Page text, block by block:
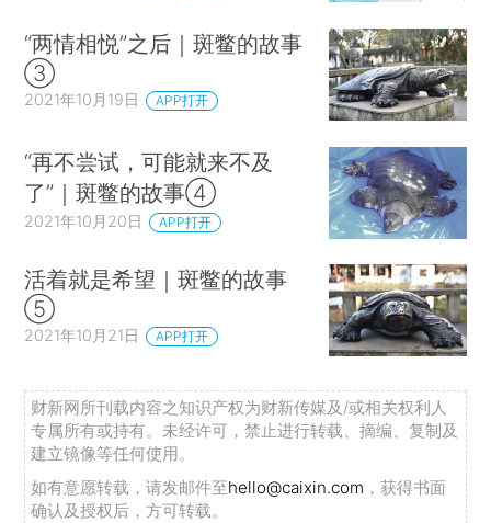
“两情相悦”之后｜斑鳖的故事
③
2021年10月19日 APP打开
“再不尝试，可能就来不及
了”｜斑鳖的故事④
2021年10月20日 APP打开
活着就是希望｜斑鳖的故事
⑤
2021年10月21日 APP打开
财新网所刊载内容之知识产权为财新传媒及/或相关权利人
专属所有或持有。未经许可，禁止进行转载、摘编、复制及
建立镜像等任何使用。
如有意愿转载，请发邮件至hello@caixin.com ，获得书面
确认及授权后，方可转载。